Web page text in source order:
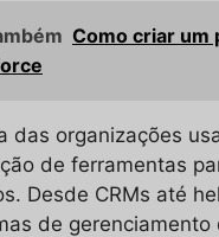
Como criar um
das organizações
de ferramentas
Desde CRMs até
de gerenciamento